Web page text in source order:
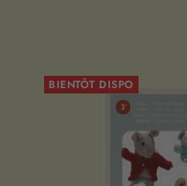
BIENTÔT DISPO